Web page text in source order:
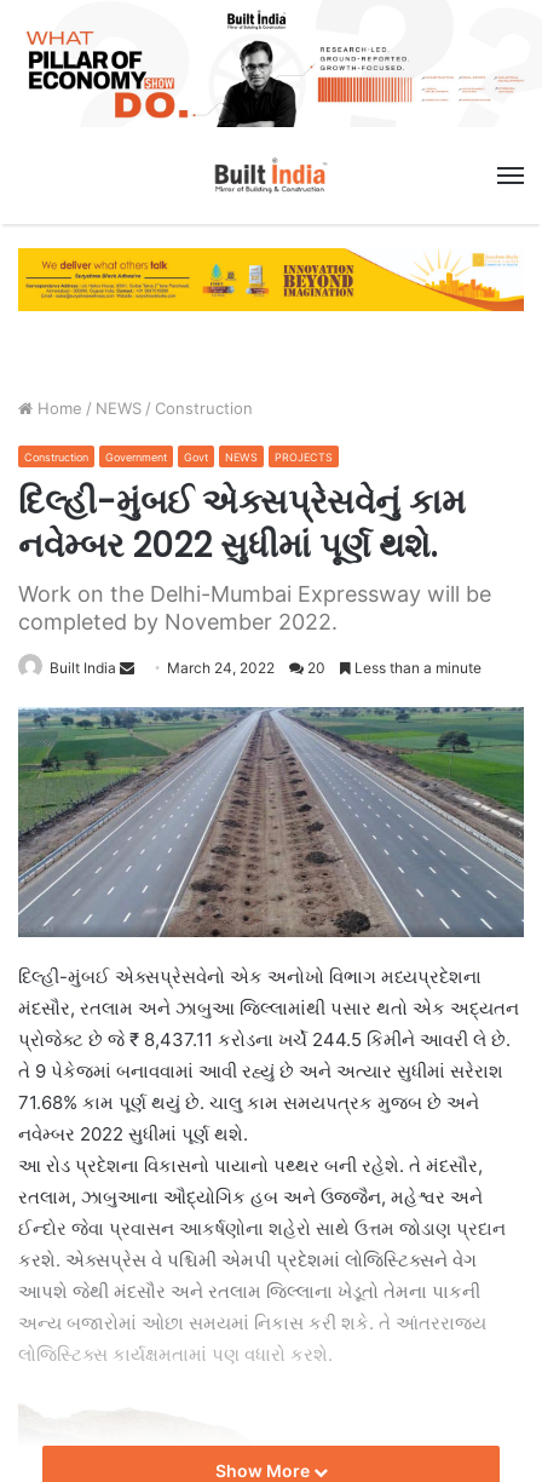
Home / NEWS / Construction
Construction Government Govt NEWS PROJECTS
દિલ્હી-મુંબઈ એક્સપ્રેસવેનું કામ
નવેમ્બર 2022 સુધીમાં પૂર્ણ થશે.
Work on the Delhi-Mumbai Expressway will be
completed by November 2022.
Built India
Send
email
March 24, 2022 20 Less than a minute
દિલ્હી-મુંબઈ એક્સપ્રેસવેનો એક અનોખો વિભાગ મધ્યપ્રદેશના
મંદસૌર, રતલામ અને ઝાબુઆ જિલ્લામાંથી પસાર થતો એક અદ્યતન
પ્રોજેક્ટ છે જે ₹ 8,437.11 કરોડના ખર્ચે 244.5 કિમીને આવરી લે છે.
તે 9 પેકેજમાં બનાવવામાં આવી રહ્યું છે અને અત્યાર સુધીમાં સરેરાશ
71.68% કામ પૂર્ણ થયું છે. ચાલુ કામ સમયપત્રક મુજબ છે અને
નવેમ્બર 2022 સુધીમાં પૂર્ણ થશે.
આ રોડ પ્રદેશના વિકાસનો પાયાનો પથ્થર બની રહેશે. તે મંદસૌર,
રતલામ, ઝાબુઆના ઔદ્યોગિક હબ અને ઉજ્જૈન, મહેશ્વર અને
ઈન્દોર જેવા પ્રવાસન આકર્ષણોના શહેરો સાથે ઉત્તમ જોડાણ પ્રદાન
કરશે. એક્સપ્રેસ વે પશ્ચિમી એમપી પ્રદેશમાં લોજિસ્ટિક્સને વેગ
આપશે જેથી મંદસૌર અને રતલામ જિલ્લાના ખેડૂતો તેમના પાકની
અન્ય બજારોમાં ઓછા સમયમાં નિકાસ કરી શકે. તે આંતરરાજ્ય
લોજિસ્ટિક્સ કાર્યક્ષમતામાં પણ વધારો કરશે.
Show More